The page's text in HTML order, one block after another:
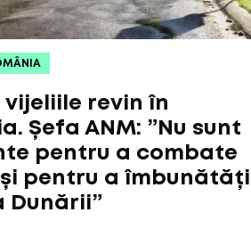
vijeliile revin în
Șefa ANM: ”Nu sunt
pentru a combate
pentru a îmbunătăți
Dunării”